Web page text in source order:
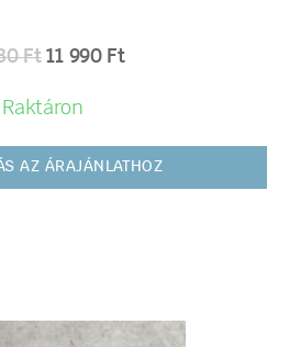
Ft 11 990 Ft
Raktáron
AZ ÁRAJÁNLATHOZ